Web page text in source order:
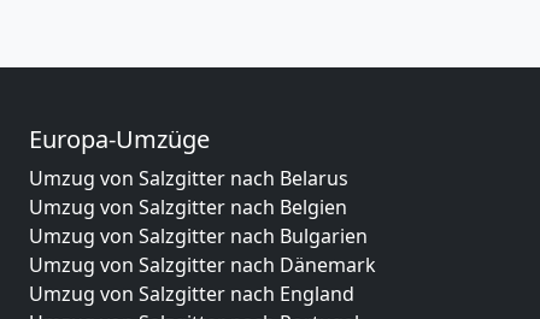
Europa-Umzüge
Umzug von Salzgitter nach Belarus
Umzug von Salzgitter nach Belgien
Umzug von Salzgitter nach Bulgarien
Umzug von Salzgitter nach Dänemark
Umzug von Salzgitter nach England